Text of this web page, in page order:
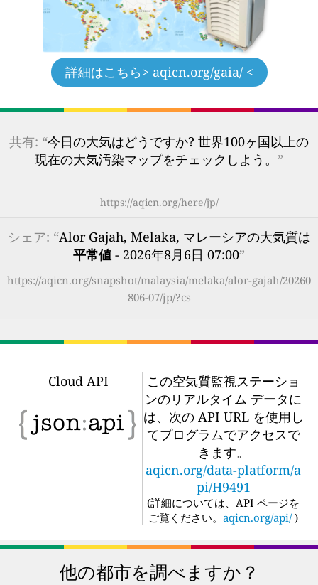
詳細はこちら> aqicn.org/gaia/ <
共有: “今日の大気はどうですか? 世界100ヶ国以上の
現在の大気汚染マップをチェックしよう。 ”
https://aqicn.org/here/jp/
シェア: “Alor Gajah, Melaka, マレーシアの大気質は
平常値 - 2026年8月6日 07:00”
https://aqicn.org/snapshot/malaysia/melaka/alor-gajah/20260
806-07/jp/?cs
Cloud API
この空気質監視ステーショ
ンのリアルタイム データに
は、次の API URL を使用し
てプログラムでアクセスで
きます。
aqicn.org/data-platform/a
pi/H9491
(詳細については、API ページを
ご覧ください。 aqicn.org/api/ )
他の都市を調べますか？